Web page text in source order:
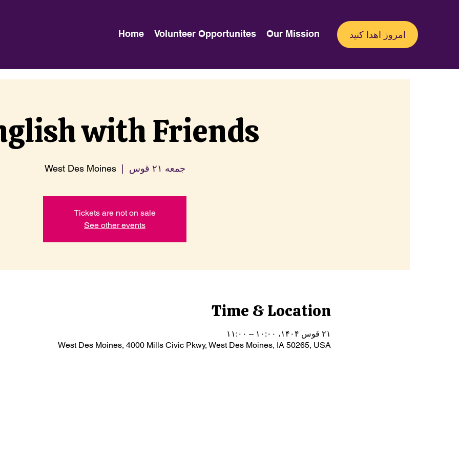
Home Volunteer Opportunites Our Mission امروز اهدا کنید
with Friends
جمعه ۲۱ قوس
  |
West Des Moines
Tickets are not on sale
See other events
Time & Location
۲۱ قوس ۱۴۰۴، ۱۰:۰۰ – ۱۱:۰۰
West Des Moines, 4000 Mills Civic Pkwy, West Des Moines, IA 50265, USA